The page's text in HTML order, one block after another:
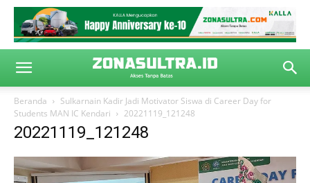
Beranda
Sulkarnain Kadir Jadi Motivator Siswa di Career Day for
Students MAN IC Kendari
20221119_121248
20221119_121248